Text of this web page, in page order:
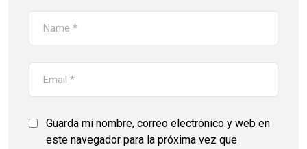
Guarda mi nombre, correo electrónico y web en
este navegador para la próxima vez que